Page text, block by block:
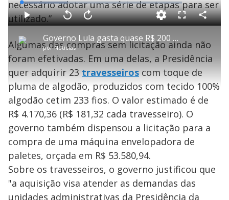
necessário adotar uma série de etapas para ser
utilizado.”
P
l
a
y
V
Governo Lula gasta quase R$ 200 mil na compra de seis móveis para o Palácio da Alvorada
porNotícias
P V
t
a
r
0
e
g
n
d
s
A
n
ç
a
s
e
u
n
d
o
s
M
u
d
o
L
o
a
d
e
:
2
8
.
7
6
F
s
c
r
n
C
o
a
r
i
l
Algumas das compras sem licitação ainda não
foram efetivadas. Em uma delas, a Presidência
quer adquirir 23travesseiroscom toque de
pluma de algodão, produzidos com tecido 100%
algodão cetim 233 fios. O valor estimado é de
R$ 4.170,36 (R$ 181,32 cada travesseiro). O
governo também dispensou a licitação para a
compra de uma máquina envelopadora de
paletes, orçada em R$ 53.580,94.
Sobre os travesseiros, o governo justificou que
"a aquisição visa atender as demandas das
unidades administrativas da Presidência da